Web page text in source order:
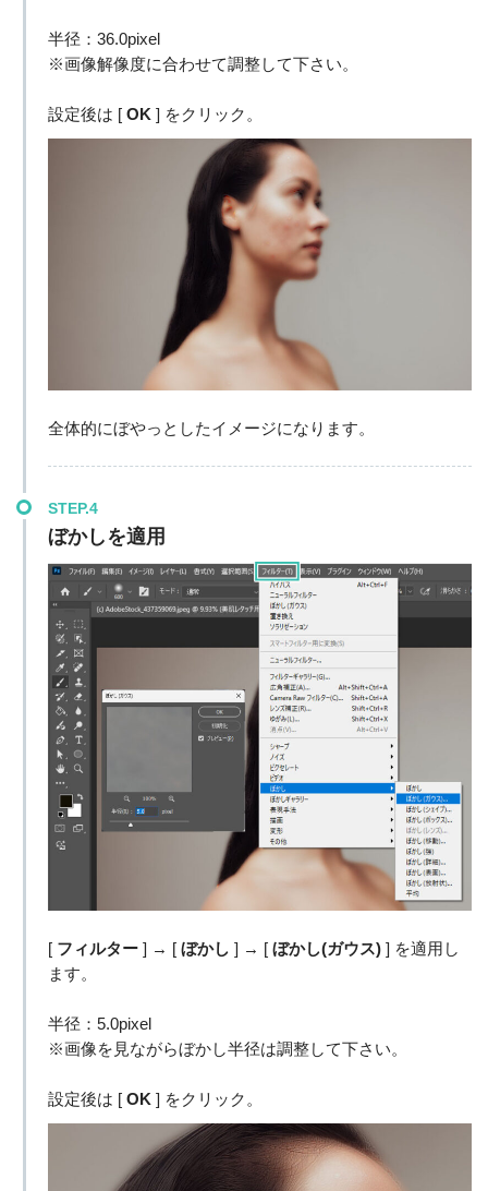
半径：36.0pixel
※画像解像度に合わせて調整して下さい。
設定後は [ OK ] をクリック。
全体的にぼやっとしたイメージになります。
STEP.4
ぼかしを適用
[ フィルター] → [ ぼかし ] → [ ぼかし(ガウス)] を適用し
ます。
半径：5.0pixel
※画像を見ながらぼかし半径は調整して下さい。
設定後は [ OK ] をクリック。